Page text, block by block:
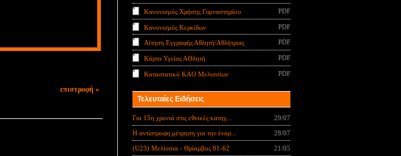
επιστροφή »
Κανονισμός Χρήσης Γυμναστηρίου PDF
Κανονισμός Κερκίδων PDF
Αίτηση Εγγραφής Αθλητή/Αθλήτριας PDF
Κάρτα Υγείας ΑΘλητή PDF
Καταστατικό ΚΑΟ Μελισσίων PDF
Τελευταίες Ειδήσεις
Για 15η χρονιά στις εθνικές κατηγ... 29/07
Η αντίστροφη μέτρηση για την έναρ... 28/07
(U23) Μελίσσια - Θρίαμβος 81-62 21/05